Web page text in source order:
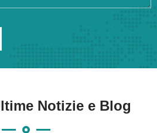
Notizie e Blog